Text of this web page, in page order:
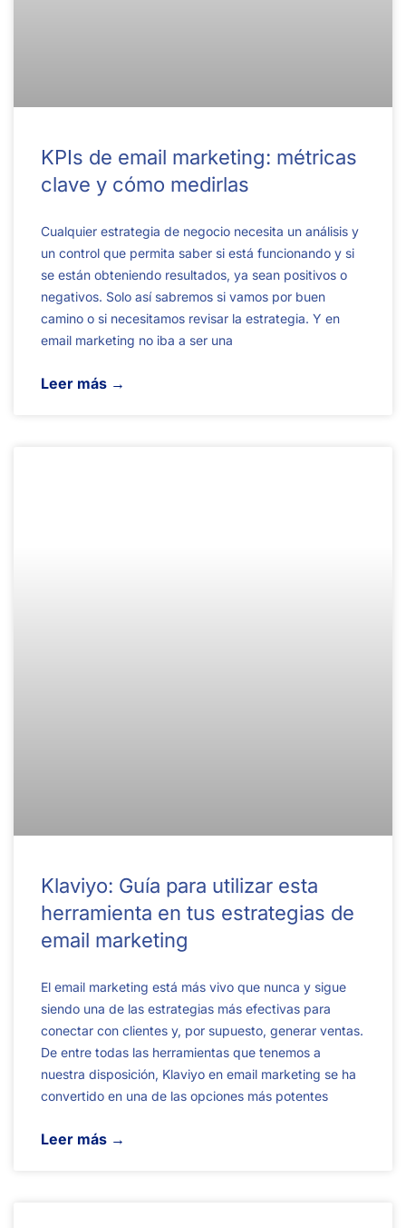
KPIs de email marketing: métricas
clave y cómo medirlas
Cualquier estrategia de negocio necesita un análisis y
un control que permita saber si está funcionando y si
se están obteniendo resultados, ya sean positivos o
negativos. Solo así sabremos si vamos por buen
camino o si necesitamos revisar la estrategia. Y en
email marketing no iba a ser una
Leer más →
Klaviyo: Guía para utilizar esta
herramienta en tus estrategias de
email marketing
El email marketing está más vivo que nunca y sigue
siendo una de las estrategias más efectivas para
conectar con clientes y, por supuesto, generar ventas.
De entre todas las herramientas que tenemos a
nuestra disposición, Klaviyo en email marketing se ha
convertido en una de las opciones más potentes
Leer más →